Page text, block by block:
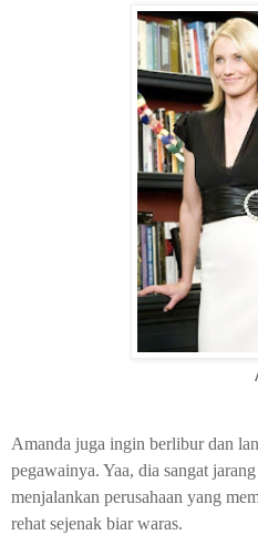
Amanda juga ingin berlibur dan
pegawainya. Yaa, dia sangat
menjalankan perusahaan yang
rehat sejenak biar waras.